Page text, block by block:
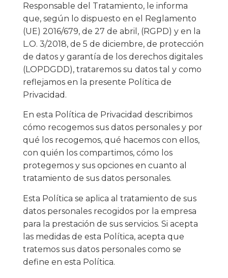
Responsable del Tratamiento, le informa
que, según lo dispuesto en el Reglamento
(UE) 2016/679, de 27 de abril, (RGPD) y en la
L.O. 3/2018, de 5 de diciembre, de protección
de datos y garantía de los derechos digitales
(LOPDGDD), trataremos su datos tal y como
reflejamos en la presente Política de
Privacidad.
En esta Política de Privacidad describimos
cómo recogemos sus datos personales y por
qué los recogemos, qué hacemos con ellos,
con quién los compartimos, cómo los
protegemos y sus opciones en cuanto al
tratamiento de sus datos personales.
Esta Política se aplica al tratamiento de sus
datos personales recogidos por la empresa
para la prestación de sus servicios. Si acepta
las medidas de esta Política, acepta que
tratemos sus datos personales como se
define en esta Política.